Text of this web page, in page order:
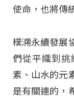
使命，也將傳
樸溯永續發展
們從平織到挑
素、山水的元
是有關連的，